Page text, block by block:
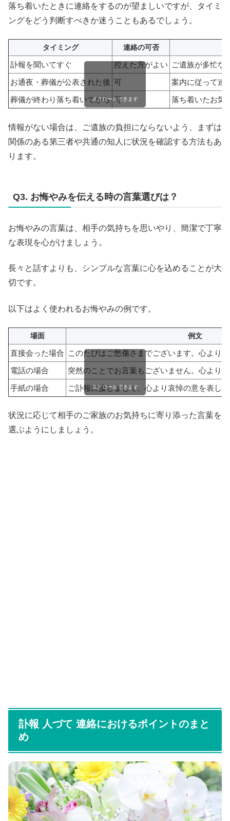
落ち着いたときに連絡をするのが望ましいですが、タイミ
ングをどう判断すべきか迷うこともあるでしょう。
タイミング 連絡の可否
訃報を聞いてすぐ 控えた方がよい ご遺族が多忙な
お通夜・葬儀が公表された後 可
案内に従って連
葬儀が終わり落ち着いてから 可 落ち着いたお気
スクロールできます
情報がない場合は、ご遺族の負担にならないよう、まずは
関係のある第三者や共通の知人に状況を確認する方法もあ
ります。
Q3. お悔やみを伝える時の言葉選びは？
お悔やみの言葉は、相手の気持ちを思いやり、簡潔で丁寧
な表現を心がけましょう。
長々と話すよりも、シンプルな言葉に心を込めることが大
切です。
以下はよく使われるお悔やみの例です。
場面 例文
直接会った場合 このたびはご愁傷さまでございます。心より
電話の場合
突然のことでお言葉もございません。心より
手紙の場合
ご訃報に接しまして、心より哀悼の意を表し
スクロールできます
状況に応じて相手のご家族のお気持ちに寄り添った言葉を
選ぶようにしましょう。
訃報 人づて 連絡におけるポイントのまと
め